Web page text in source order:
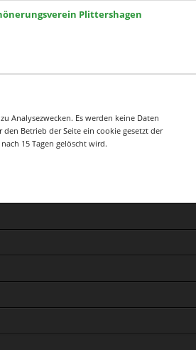
Analysezwecken. Es werden keine Daten
Betrieb der Seite ein cookie gesetzt der
15 Tagen gelöscht wird.